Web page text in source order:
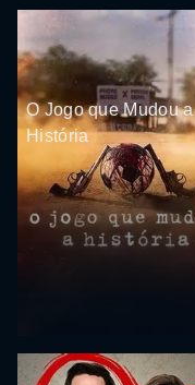
O Jogo que Mudou a
História